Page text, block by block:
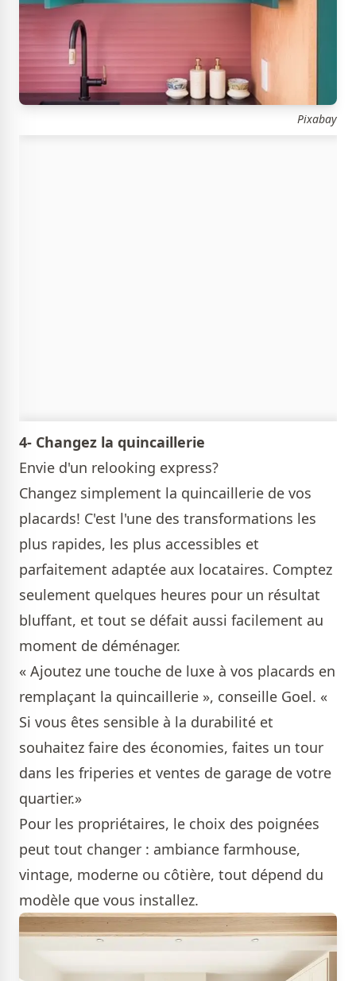
Pixabay
4- Changez la quincaillerie
Envie d'un relooking express?
Changez simplement la quincaillerie de vos
placards! C'est l'une des transformations les
plus rapides, les plus accessibles et
parfaitement adaptée aux locataires. Comptez
seulement quelques heures pour un résultat
bluffant, et tout se défait aussi facilement au
moment de déménager.
« Ajoutez une touche de luxe à vos placards en
remplaçant la quincaillerie », conseille Goel. «
Si vous êtes sensible à la durabilité et
souhaitez faire des économies, faites un tour
dans les friperies et ventes de garage de votre
quartier.»
Pour les propriétaires, le choix des poignées
peut tout changer : ambiance farmhouse,
vintage, moderne ou côtière, tout dépend du
modèle que vous installez.